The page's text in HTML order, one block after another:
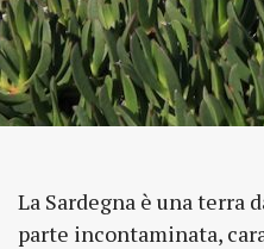
La Sardegna è una terra
parte incontaminata,